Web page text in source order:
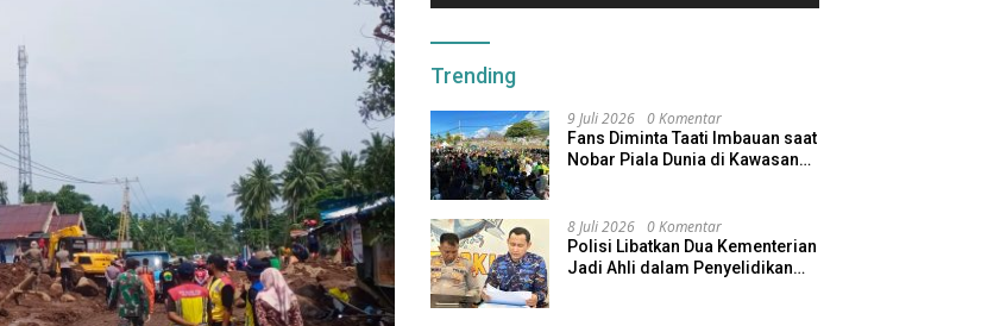
Trending
9 Juli 2026 0 Komentar
Fans Diminta Taati Imbauan saat
Nobar Piala Dunia di Kawasan
8 Juli 2026 0 Komentar
Polisi Libatkan Dua Kementerian
Jadi Ahli dalam Penyelidikan